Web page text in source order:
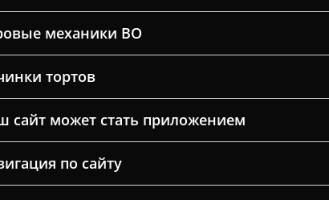
механики ВО
тортов
сайт может стать приложением
по сайту